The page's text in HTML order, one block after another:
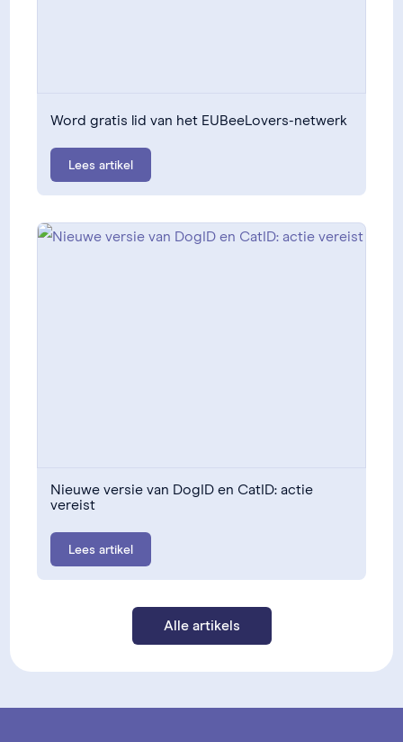
Word gratis lid van het EUBeeLovers-netwerk
Lees artikel
Nieuwe versie van DogID en CatID: actie
vereist
Lees artikel
Alle artikels